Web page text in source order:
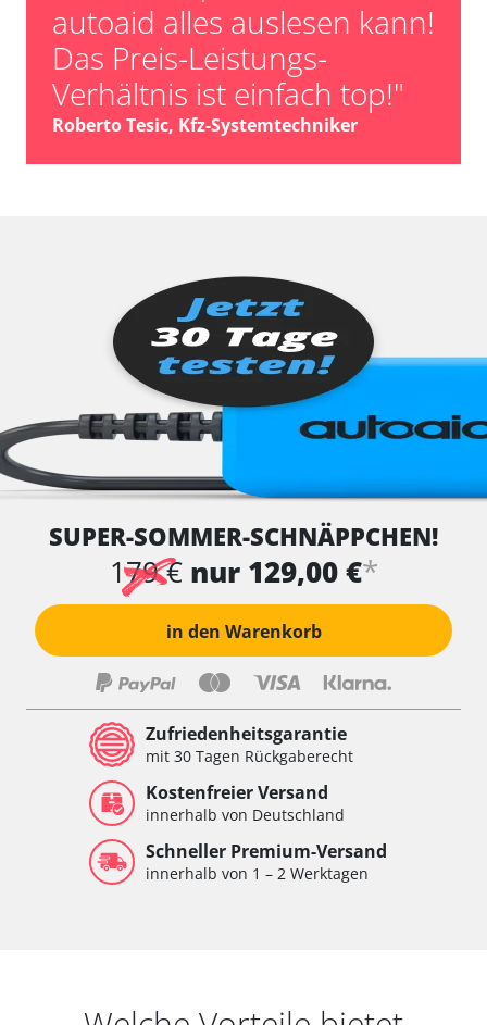
autoaid alles auslesen kann!
Das Preis-Leistungs-
Verhältnis ist einfach top!"
Roberto Tesic, Kfz-Systemtechniker
SUPER-SOMMER-SCHNÄPPCHEN!
179 € nur 129,00 €*
in den Warenkorb
Zufriedenheitsgarantie
mit 30 Tagen Rückgaberecht
Kostenfreier Versand
innerhalb von Deutschland
Schneller Premium-Versand
innerhalb von 1 – 2 Werktagen